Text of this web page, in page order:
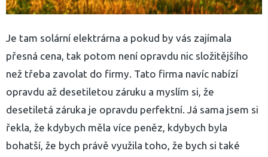
Je tam solární elektrárna a pokud by vás zajímala
přesná cena, tak potom není opravdu nic složitějšího
než třeba zavolat do firmy. Tato firma navíc nabízí
opravdu až desetiletou záruku a myslím si, že
desetiletá záruka je opravdu perfektní. Já sama jsem si
řekla, že kdybych měla více peněz, kdybych byla
bohatší, že bych právě využila toho, že bych si také